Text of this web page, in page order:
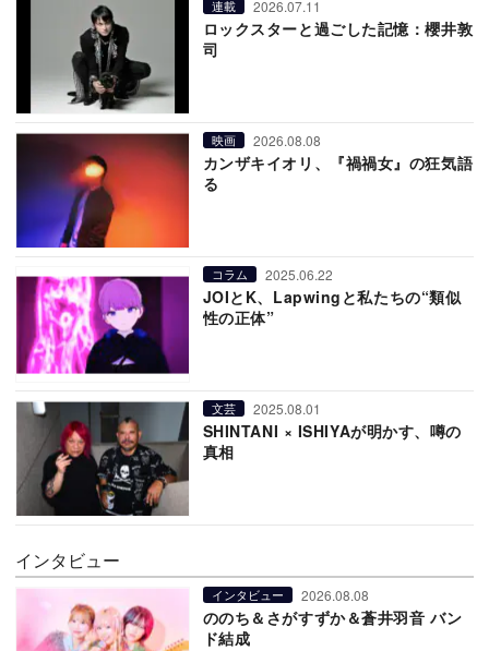
連載 2026.07.11
ロックスターと過ごした記憶：櫻井敦
司
映画 2026.08.08
カンザキイオリ、『禍禍女』の狂気語
る
コラム 2025.06.22
JOIとK、Lapwingと私たちの“類似
性の正体”
文芸 2025.08.01
SHINTANI × ISHIYAが明かす、噂の
真相
インタビュー
インタビュー 2026.08.08
ののち＆さがすずか＆蒼井羽音 バン
ド結成